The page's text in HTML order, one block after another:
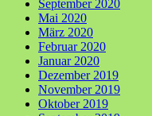
September 2020
Mai 2020
März 2020
Februar 2020
Januar 2020
Dezember 2019
November 2019
Oktober 2019